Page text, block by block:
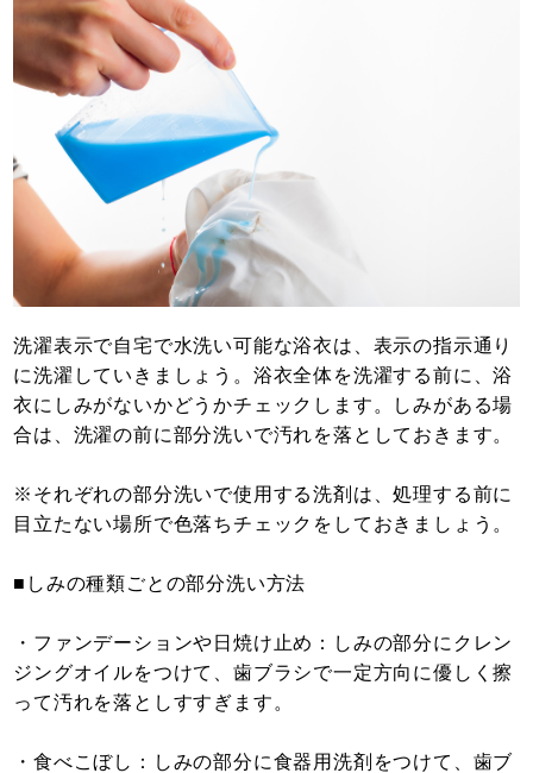
洗濯表示で自宅で水洗い可能な浴衣は、表示の指示通り
に洗濯していきましょう。浴衣全体を洗濯する前に、浴
衣にしみがないかどうかチェックします。しみがある場
合は、洗濯の前に部分洗いで汚れを落としておきます。
※それぞれの部分洗いで使用する洗剤は、処理する前に
目立たない場所で色落ちチェックをしておきましょう。
■しみの種類ごとの部分洗い方法
・ファンデーションや日焼け止め：しみの部分にクレン
ジングオイルをつけて、歯ブラシで一定方向に優しく擦
って汚れを落としすすぎます。
・食べこぼし：しみの部分に食器用洗剤をつけて、歯ブ